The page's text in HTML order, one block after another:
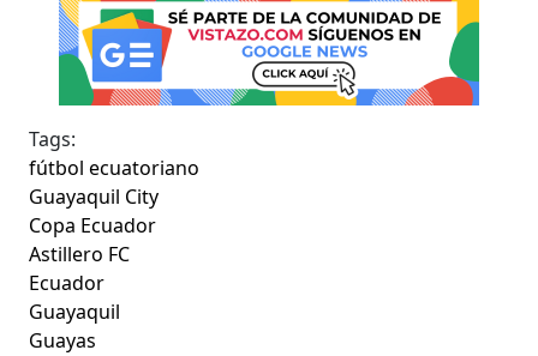
Tags:
fútbol ecuatoriano
Guayaquil City
Copa Ecuador
Astillero FC
Ecuador
Guayaquil
Guayas